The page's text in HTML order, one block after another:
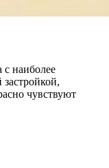
с наиболее
чувствуют